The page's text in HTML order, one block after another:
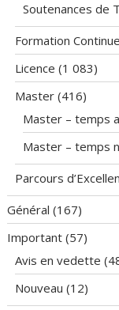
Soutenances de
Formation Continue
Licence (1 083)
Master (416)
Master – temps
Master – temps
Parcours
Général (167)
Important (57)
Avis en vedette
Nouveau (12)